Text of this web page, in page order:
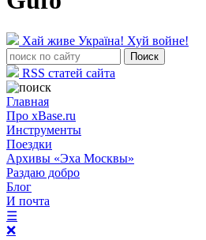
Хай живе Україна! Хуй войне!
RSS статей сайта
Главная
Про xBase.ru
Инструменты
Поездки
Архивы «Эха Москвы»
Раздаю добро
Блог
И почта
☰
❌